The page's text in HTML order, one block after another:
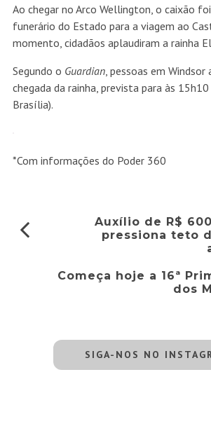
Ao chegar no Arco Wellington, o caixão
funerário do Estado para a viagem ao
momento, cidadãos aplaudiram a rainha
Segundo o Guardian, pessoas em Windsor
chegada da rainha, prevista para às
Brasília).
*Com informações do Poder 360
Auxílio de R$
pressiona teto
Começa hoje a 16ª
dos
SIGA-NOS NO